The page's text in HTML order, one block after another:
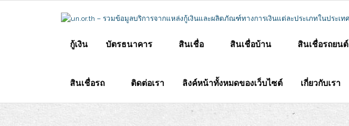
กู้เงิน
บัตรธนาคาร สินเชื่อ สินเชื่อบ้าน สินเชื่อรถยนต์
สินเชื่อรถ ติดต่อเรา ลิงค์หน้าทั้งหมดของเว็บไซต์ เกี่ยวกับเรา